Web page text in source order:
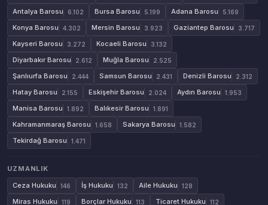
Antalya Barosu 6.102 Bursa Barosu 5.199 Adana Barosu 5.169
Konya Barosu 4.302 Mersin Barosu 3.923 Gaziantep Barosu 3.717
Kayseri Barosu 3.272 Kocaeli Barosu 3.132
Diyarbakır Barosu 2.612 Muğla Barosu 2.525
Şanlıurfa Barosu 2.444 Samsun Barosu 2.431 Denizli Barosu 2.312
Hatay Barosu 2.155 Eskişehir Barosu 2.024 Aydın Barosu 1.953
Manisa Barosu 1.892 Balıkesir Barosu 1.891
Kahramanmaraş Barosu 1.658 Sakarya Barosu 1.582
Tekirdağ Barosu 1.471
UZMANLIK
Ceza Hukuku
146 İş Hukuku 132 Aile Hukuku 128
Miras Hukuku 119 Borçlar Hukuku 113 Ticaret Hukuku 112